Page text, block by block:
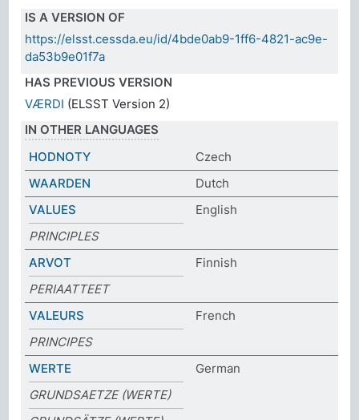
IS A VERSION OF
https://elsst.cessda.eu/id/4bde0ab9-1ff6-4821-ac9e-
da53b9e01f7a
HAS PREVIOUS VERSION
VÆRDI (ELSST Version 2)
IN OTHER LANGUAGES
HODNOTY
Czech
WAARDEN
Dutch
VALUES
English
PRINCIPLES
ARVOT
Finnish
PERIAATTEET
VALEURS
French
PRINCIPES
WERTE
German
GRUNDSAETZE (WERTE)